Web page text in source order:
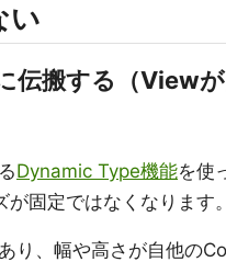
い
伝搬する（View
Dynamic Type機能を使
固定ではなくなります。
り、幅や高さが自他の